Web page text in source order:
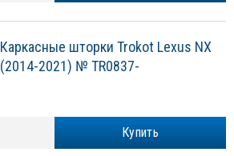
Каркасные шторки Trokot Lexus NX
(2014-2021) № TR0837-
Купить